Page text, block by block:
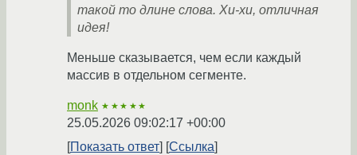
такой то длине слова. Хи-хи, отличная
идея!
Меньше сказывается, чем если каждый
массив в отдельном сегменте.
monk ★★★★★
25.05.2026 09:02:17 +00:00
Показать ответ
Ссылка